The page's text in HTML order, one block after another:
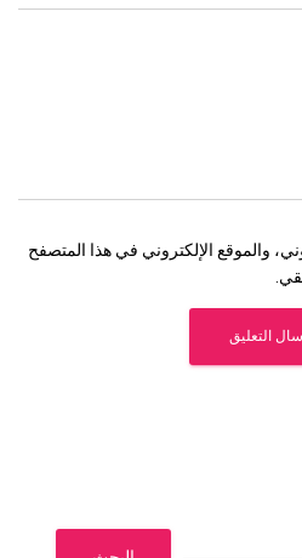
والموقع الإلكتروني في هذا المتصفح